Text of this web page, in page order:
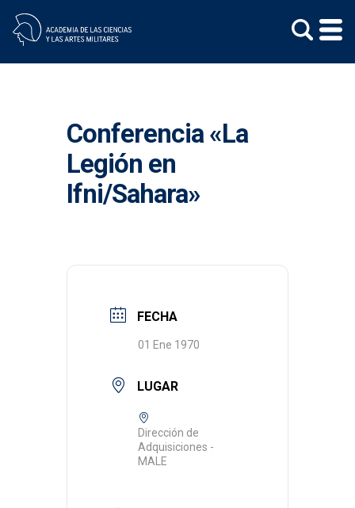
Conferencia «La
Legión en
Ifni/Sahara»
FECHA
01 Ene 1970
LUGAR
Dirección de
Adquisiciones -
MALE